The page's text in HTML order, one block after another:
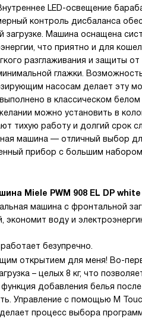
LED-освещение
контроль дисбаланса
Машина оснащена
что приятно и для
разглаживания и защиты
глажки.
насосам делает эту
в классическом
можно установить в
тихую работу и долгий срок
машина — отличный выбор
прибор с большим
Miele PWM 908 EL DP white
машина с фронтальной
экономит воду и
безупречно.
открытием для меня! Во-
– целых 8 кг, что
добавления белья
Управление с помощью M
процесс выбора